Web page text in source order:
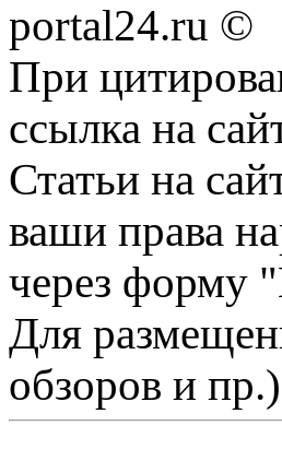
portal24.ru ©
При
ссылка на
Статьи на
ваши права
через форму
Для
обзоров и